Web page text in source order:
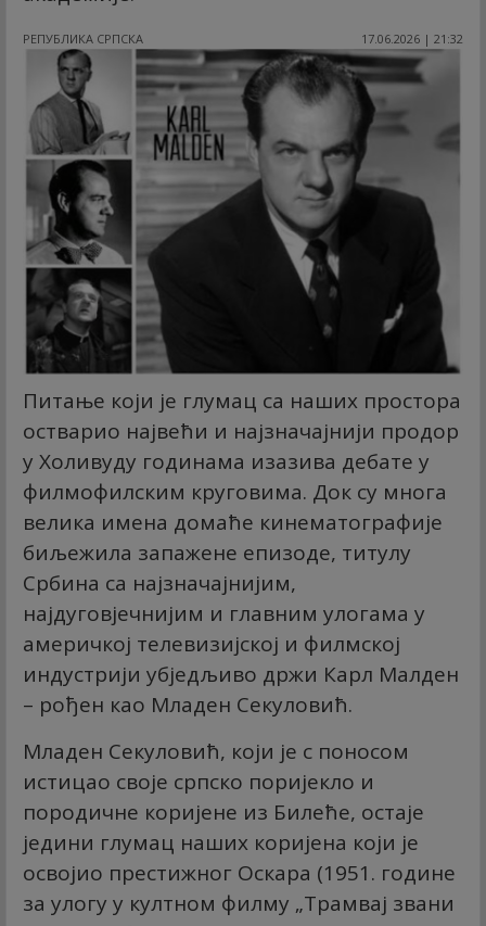
РЕПУБЛИКА СРПСКА 17.06.2026 | 21:32
Питање који је глумац са наших простора
остварио највећи и најзначајнији продор
у Холивуду годинама изазива дебате у
филмофилским круговима. Док су многа
велика имена домаће кинематографије
биљежила запажене епизоде, титулу
Србина са најзначајнијим,
најдуговјечнијим и главним улогама у
америчкој телевизијској и филмској
индустрији убједљиво држи Карл Малден
– рођен као Младен Секуловић.
​Младен Секуловић, који је с поносом
истицао своје српско поријекло и
породичне коријене из Билеће, остаје
једини глумац наших коријена који је
освојио престижног Оскара (1951. године
за улогу у култном филму „Трамвај звани